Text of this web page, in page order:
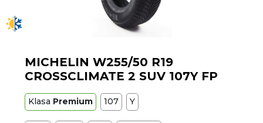
MICHELIN W255/50 R19
CROSSCLIMATE 2 SUV 107Y FP
Klasa Premium 107 Y